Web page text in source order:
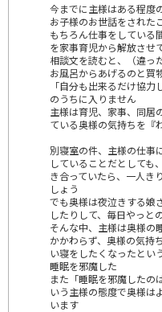
今までに主様はある程度
お子様のお世話をされた
もちろん仕事をしている
を家事育児から解放させ
相談文を読むと、（違っ
お風呂からあげるのと買
「自分も出来るだけ協力
のうちに入りません
主様は育児、家事、同居
ている奥様の気持ちを『
別寝室の件、主様の仕事
していることだとしても
き合っていたら、一人き
しょう
でも奥様は夜泣きする娘
したりして、毎日やっと
そんな中、主様は奥様の
かかわらず、奥様の気持
い寝をしたくなったとい
睡眠を邪魔した
また「睡眠を邪魔したの
いう主様の態度で奥様は
います